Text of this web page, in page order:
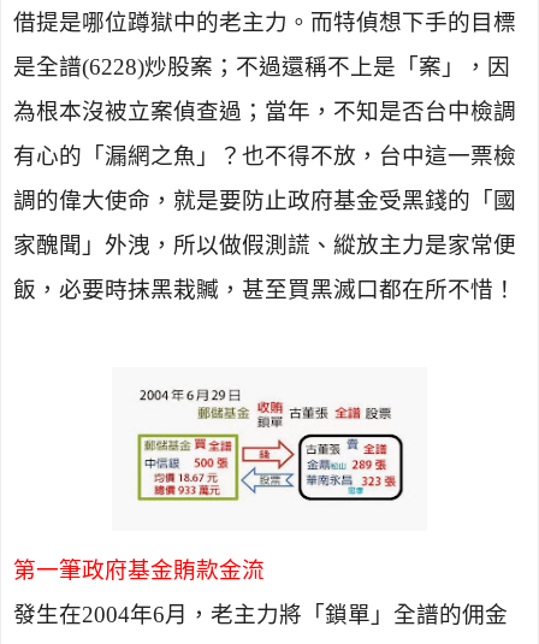
借提是哪位蹲獄中的老主力。而特偵想下手的目標
是全譜(6228)炒股案；不過還稱不上是「案」，因
為根本沒被立案偵查過；當年，不知是否台中檢調
有心的「漏網之魚」？也不得不放，台中這一票檢
調的偉大使命，就是要防止政府基金受黑錢的「國
家醜聞」外洩，所以做假測謊、縱放主力是家常便
飯，必要時抹黑栽贓，甚至買黑滅口都在所不惜！
第一筆政府基金賄款金流
發生在2004年6月，老主力將「鎖單」全譜的佣金